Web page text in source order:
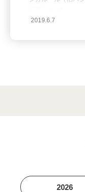
プ系のイベントに
す。 視察の目的 成
2019.6.7
2026